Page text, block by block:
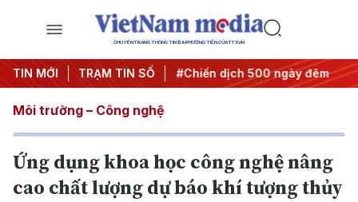
CHUYÊN TRANG THÔNG TIN ĐA PHƯƠNG TIỆN CỦA TTXVN
TIN MỚI TRẠM TIN SỐ
quyết thành hành động #Chiến dịch 500 ngày đêm
Môi trường – Công nghệ
Ứng dụng khoa học công nghệ nâng
cao chất lượng dự báo khí tượng thủy